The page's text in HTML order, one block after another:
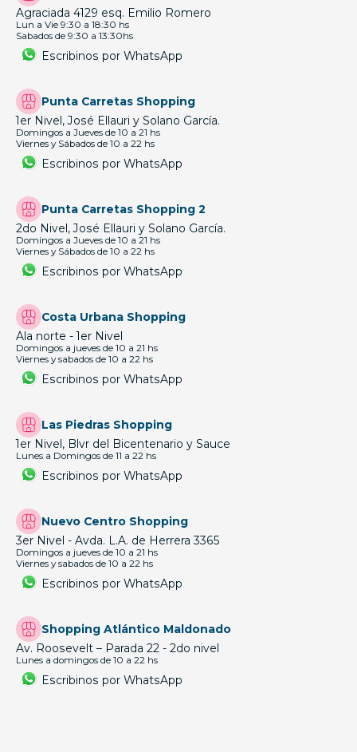
Agraciada 4129 esq. Emilio Romero
Lun a Vie 9:30 a 18:30 hs
Sabados de 9:30 a 13:30hs
Escribinos por WhatsApp
Punta Carretas Shopping
1er Nivel, José Ellauri y Solano García.
Domingos a Jueves de 10 a 21 hs
Viernes y Sábados de 10 a 22 hs
Escribinos por WhatsApp
Punta Carretas Shopping 2
2do Nivel, José Ellauri y Solano García.
Domingos a Jueves de 10 a 21 hs
Viernes y Sábados de 10 a 22 hs
Escribinos por WhatsApp
Costa Urbana Shopping
Ala norte - 1er Nivel
Domingos a jueves de 10 a 21 hs
Viernes y sabados de 10 a 22 hs
Escribinos por WhatsApp
Las Piedras Shopping
1er Nivel, Blvr del Bicentenario y Sauce
Lunes a Domingos de 11 a 22 hs
Escribinos por WhatsApp
Nuevo Centro Shopping
3er Nivel - Avda. L.A. de Herrera 3365
Domingos a jueves de 10 a 21 hs
Viernes y sabados de 10 a 22 hs
Escribinos por WhatsApp
Shopping Atlántico Maldonado
Av. Roosevelt – Parada 22 - 2do nivel
Lunes a domingos de 10 a 22 hs
Escribinos por WhatsApp